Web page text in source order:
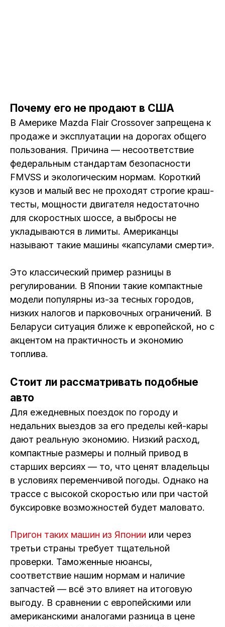
Почему его не продают в США
В Америке Mazda Flair Crossover запрещена к
продаже и эксплуатации на дорогах общего
пользования. Причина — несоответствие
федеральным стандартам безопасности
FMVSS и экологическим нормам. Короткий
кузов и малый вес не проходят строгие краш-
тесты, мощности двигателя недостаточно
для скоростных шоссе, а выбросы не
укладываются в лимиты. Американцы
называют такие машины «капсулами смерти».
Это классический пример разницы в
регулировании. В Японии такие компактные
модели популярны из-за тесных городов,
низких налогов и парковочных ограничений. В
Беларуси ситуация ближе к европейской, но с
акцентом на практичность и экономию
топлива.
Стоит ли рассматривать подобные
авто
Для ежедневных поездок по городу и
недальних выездов за его пределы кей-кары
дают реальную экономию. Низкий расход,
компактные размеры и полный привод в
старших версиях — то, что ценят владельцы
в условиях переменчивой погоды. Однако на
трассе с высокой скоростью или при частой
буксировке возможностей будет маловато.
Пригон таких машин из Японии или через
третьи страны требует тщательной
проверки. Таможенные нюансы,
соответствие нашим нормам и наличие
запчастей — всё это влияет на итоговую
выгоду. В сравнении с европейскими или
американскими аналогами разница в цене